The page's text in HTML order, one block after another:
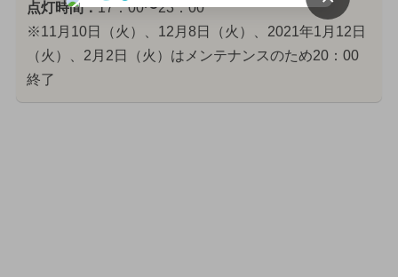
点灯時間：17：00〜23：00
※11月10日（火）、12月8日（火）、2021年1月12日
（火）、2月2日（火）はメンテナンスのため20：00
終了